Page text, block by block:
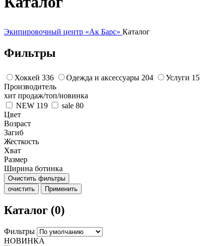
Экипировочный центр «Ак Барс» Каталог
Фильтры
Хоккей 336 Одежда и аксессуары 204 Услуги 15
Производитель
хит продаж/топ/новинка
NEW 119 sale 80
Цвет
Возраст
Загиб
Жесткость
Хват
Размер
Ширина ботинка
Очистить фильтры
очистить
Применить
Каталог (0)
Фильтры
НОВИНКА